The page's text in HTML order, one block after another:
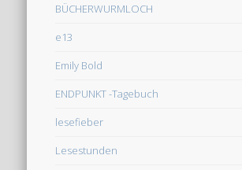
BÜCHERWURMLOCH
e13
Emily Bold
ENDPUNKT -Tagebuch
lesefieber
Lesestunden